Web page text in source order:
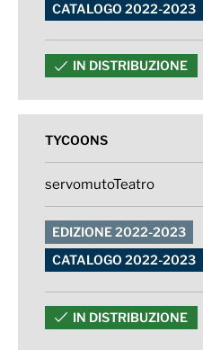
CATALOGO 2022-2023
IN DISTRIBUZIONE
TYCOONS
servomutoTeatro
EDIZIONE 2022-2023
CATALOGO 2022-2023
IN DISTRIBUZIONE